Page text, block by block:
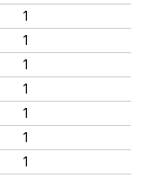
1
1
1
1
1
1
1